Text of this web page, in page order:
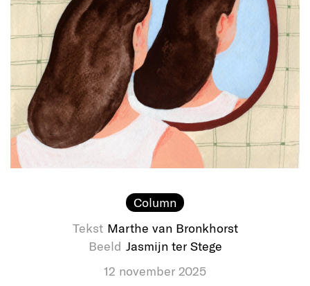
Column
Tekst Marthe van Bronkhorst
Beeld Jasmijn ter Stege
12 november 2025